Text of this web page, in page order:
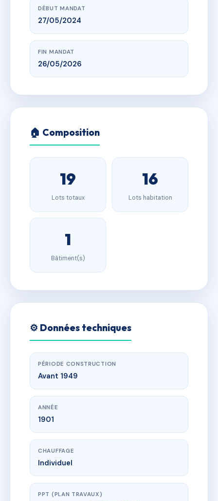
DÉBUT MANDAT
27/05/2024
FIN MANDAT
26/05/2026
🏠 Composition
19
Lots totaux
16
Lots habitation
1
Bâtiment(s)
⚙️ Données techniques
PÉRIODE CONSTRUCTION
Avant 1949
ANNÉE
1901
CHAUFFAGE
Individuel
PPT (PLAN TRAVAUX)